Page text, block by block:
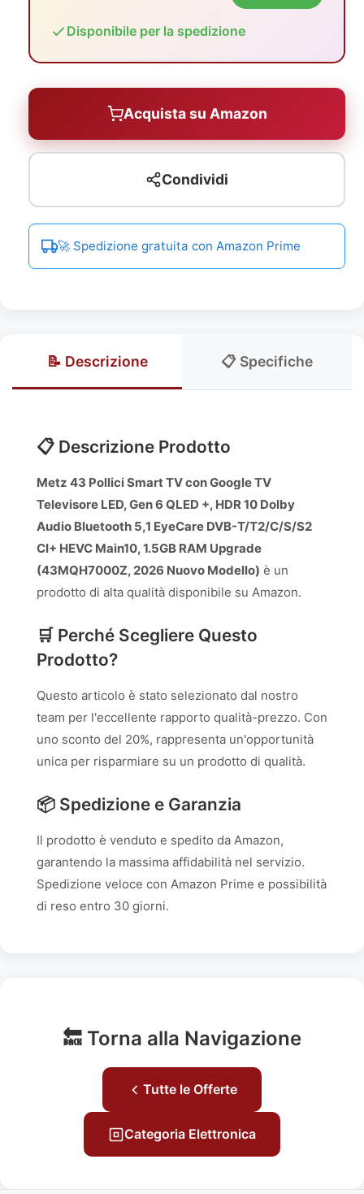
Disponibile per la spedizione
Acquista su Amazon
Condividi
🚀 Spedizione gratuita con Amazon Prime
📝 Descrizione 📋 Specifiche
📋 Descrizione Prodotto
Metz 43 Pollici Smart TV con Google TV
Televisore LED, Gen 6 QLED +, HDR 10 Dolby
Audio Bluetooth 5,1 EyeCare DVB-T/T2/C/S/S2
CI+ HEVC Main10, 1.5GB RAM Upgrade
(43MQH7000Z, 2026 Nuovo Modello) è un
prodotto di alta qualità disponibile su Amazon.
🛒 Perché Scegliere Questo
Prodotto?
Questo articolo è stato selezionato dal nostro
team per l'eccellente rapporto qualità-prezzo. Con
uno sconto del 20%, rappresenta un'opportunità
unica per risparmiare su un prodotto di qualità.
📦 Spedizione e Garanzia
Il prodotto è venduto e spedito da Amazon,
garantendo la massima affidabilità nel servizio.
Spedizione veloce con Amazon Prime e possibilità
di reso entro 30 giorni.
🔙 Torna alla Navigazione
Tutte le Offerte
Categoria Elettronica